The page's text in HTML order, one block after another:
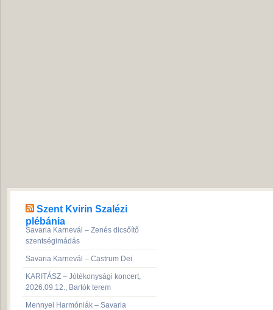
Szent Kvirin Szalézi
plébánia
Savaria Karnevál – Zenés dicsőítő
szentségimádás
Savaria Karnevál – Castrum Dei
KARITÁSZ – Jótékonysági koncert,
2026.09.12., Bartók terem
Mennyei Harmóniák – Savaria